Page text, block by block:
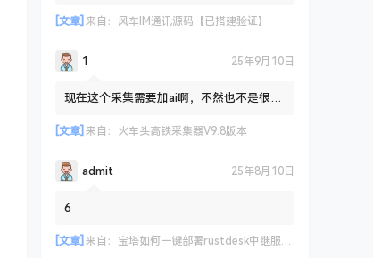
[文章] 来自： 风车IM通讯源码【已搭建验证】
1 25年9月10日
现在这个采集需要加ai啊，不然也不是很友
[文章] 来自： 火车头高铁采集器V9.8版本
admit 25年8月10日
6
[文章] 来自： 宝塔如何一键部署rustdesk中继服务器及API 实现客户端登录远程设备管理等